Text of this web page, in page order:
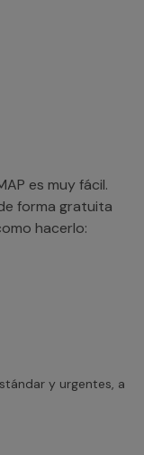
es muy fácil.
forma gratuita
hacerlo:
y urgentes, a